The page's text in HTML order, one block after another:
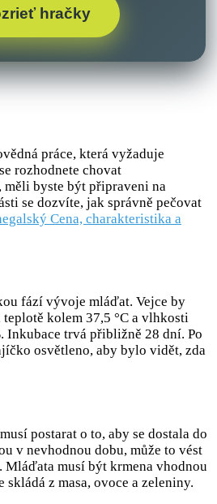
hračky
práce, která vyžaduje
rozhodnete chovat
měli byste být připraveni na
se dozvíte, jak správně pečovat
Cena, charakteristika a
fází vývoje mláďat. Vejce by
kolem 37,5 °C a vlhkosti
Inkubace trvá přibližně 28 dní. Po
osvětleno, aby bylo vidět, zda
postarat o to, aby se dostala do
v nevhodnou dobu, může to vést
Mláďata musí být krmena vhodnou
z masa, ovoce a zeleniny.